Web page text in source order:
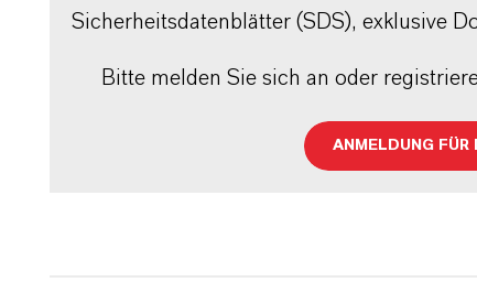
Sicherheitsdatenblätter (SDS), exklusive
Bitte melden Sie sich an oder
ANMELDUNG FÜR